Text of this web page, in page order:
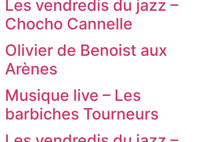
Les vendredis du jazz –
Chocho Cannelle
Olivier de Benoist aux
Arènes
Musique live – Les
barbiches Tourneurs